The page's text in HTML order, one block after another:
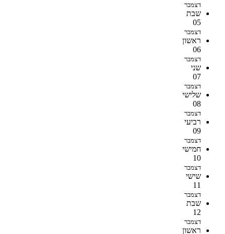
דצמבר
שבת
05
דצמבר
ראשון
06
דצמבר
שני
07
דצמבר
שלישי
08
דצמבר
רביעי
09
דצמבר
חמישי
10
דצמבר
שישי
11
דצמבר
שבת
12
דצמבר
ראשון